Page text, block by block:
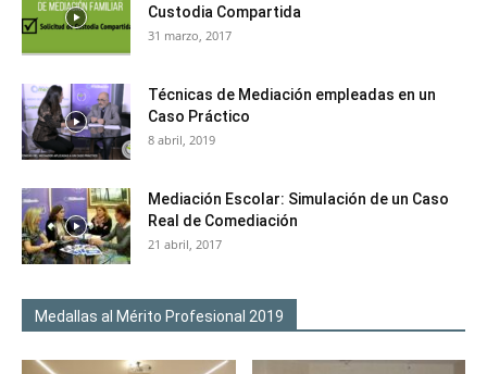
Custodia Compartida
31 marzo, 2017
Técnicas de Mediación empleadas en un
Caso Práctico
8 abril, 2019
Mediación Escolar: Simulación de un Caso
Real de Comediación
21 abril, 2017
Medallas al Mérito Profesional 2019